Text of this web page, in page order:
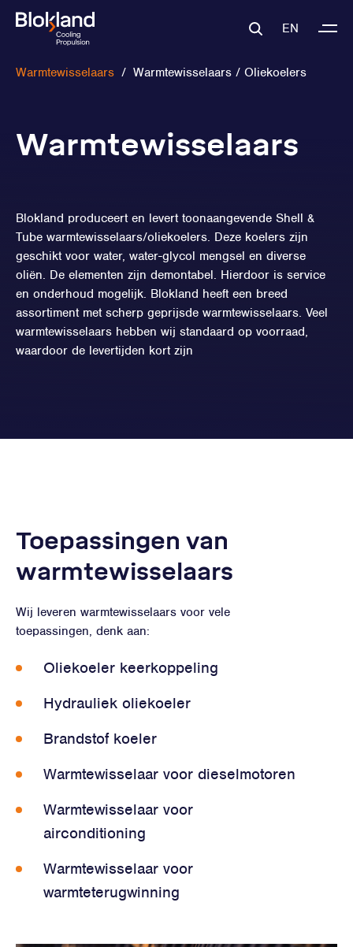
EN
Warmtewisselaars / Warmtewisselaars / Oliekoelers
Warmtewisselaars
Blokland produceert en levert toonaangevende Shell &
Tube warmtewisselaars/oliekoelers. Deze koelers zijn
geschikt voor water, water-glycol mengsel en diverse
oliën. De elementen zijn demontabel. Hierdoor is service
en onderhoud mogelijk. Blokland heeft een breed
assortiment met scherp geprijsde warmtewisselaars. Veel
warmtewisselaars hebben wij standaard op voorraad,
waardoor de levertijden kort zijn
Toepassingen van
warmtewisselaars
Wij leveren warmtewisselaars voor vele
toepassingen, denk aan:
Oliekoeler keerkoppeling
Hydrauliek oliekoeler
Brandstof koeler
Warmtewisselaar voor dieselmotoren
Warmtewisselaar voor
airconditioning
Warmtewisselaar voor
warmteterugwinning